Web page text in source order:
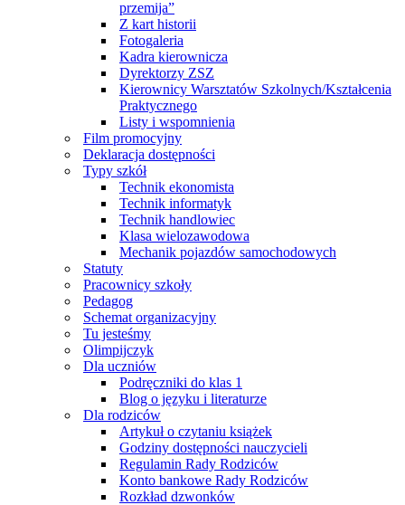
przemija”
Z kart historii
Fotogaleria
Kadra kierownicza
Dyrektorzy ZSZ
Kierownicy Warsztatów Szkolnych/Kształcenia
Praktycznego
Listy i wspomnienia
Film promocyjny
Deklaracja dostępności
Typy szkół
Technik ekonomista
Technik informatyk
Technik handlowiec
Klasa wielozawodowa
Mechanik pojazdów samochodowych
Statuty
Pracownicy szkoły
Pedagog
Schemat organizacyjny
Tu jesteśmy
Olimpijczyk
Dla uczniów
Podręczniki do klas 1
Blog o języku i literaturze
Dla rodziców
Artykuł o czytaniu książek
Godziny dostępności nauczycieli
Regulamin Rady Rodziców
Konto bankowe Rady Rodziców
Rozkład dzwonków